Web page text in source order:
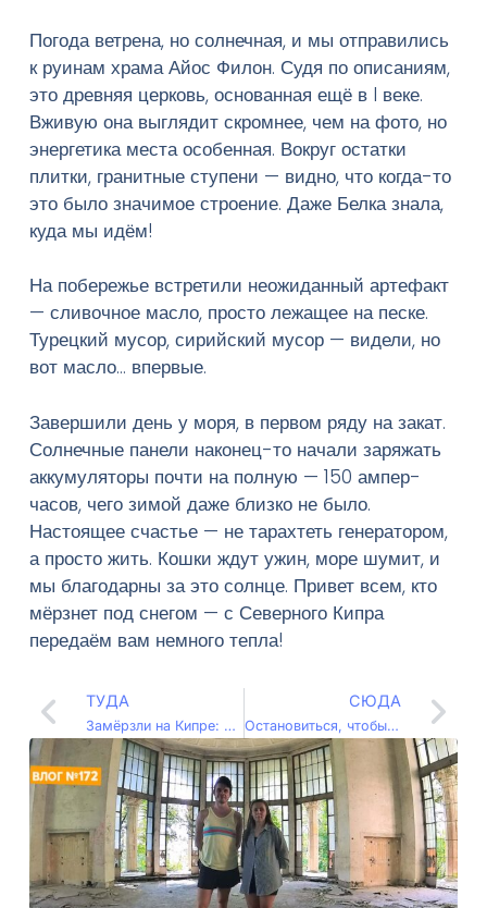
Погода ветрена, но солнечная, и мы отправились
к руинам храма Айос Филон. Судя по описаниям,
это древняя церковь, основанная ещё в I веке.
Вживую она выглядит скромнее, чем на фото, но
энергетика места особенная. Вокруг остатки
плитки, гранитные ступени — видно, что когда-то
это было значимое строение. Даже Белка знала,
куда мы идём!
На побережье встретили неожиданный артефакт
— сливочное масло, просто лежащее на песке.
Турецкий мусор, сирийский мусор — видели, но
вот масло… впервые.
Завершили день у моря, в первом ряду на закат.
Солнечные панели наконец-то начали заряжать
аккумуляторы почти на полную — 150 ампер-
часов, чего зимой даже близко не было.
Настоящее счастье — не тарахтеть генератором,
а просто жить. Кошки ждут ужин, море шумит, и
мы благодарны за это солнце. Привет всем, кто
мёрзнет под снегом — с Северного Кипра
передаём вам немного тепла!
ТУДА
Замёрзли на Кипре: неожиданная зима в автодоме (Влог – 076)
СЮДА
Остановиться, чтобы никуда не ехать: ленивая идиллия в автодоме на Кипре (Влог – 078)